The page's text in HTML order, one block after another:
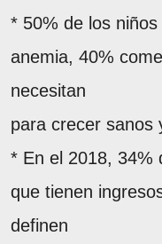
* 50% de los
anemia, 40%
necesitan
para crecer sanos
* En el 2018, 34%
que tienen
definen